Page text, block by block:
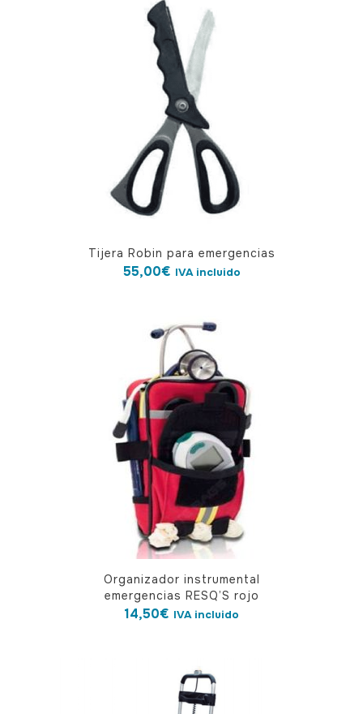
Tijera Robin para emergencias
55,00€ IVA incluido
Organizador instrumental
emergencias RESQ’S rojo
14,50€ IVA incluido